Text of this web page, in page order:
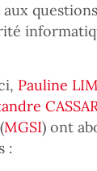
Pauline
MGSI) ont
: